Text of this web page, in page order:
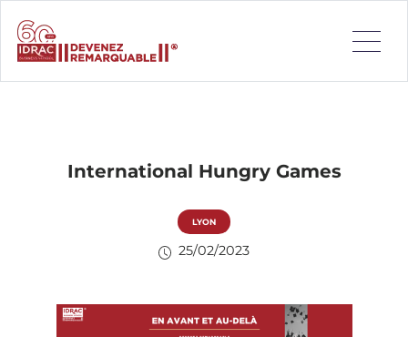
International Hungry Games
LYON
25/02/2023